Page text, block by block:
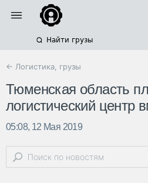
Найти грузы
← Логистика, грузы
Тюменская область
логистический центр
05:08, 12 Мая 2019